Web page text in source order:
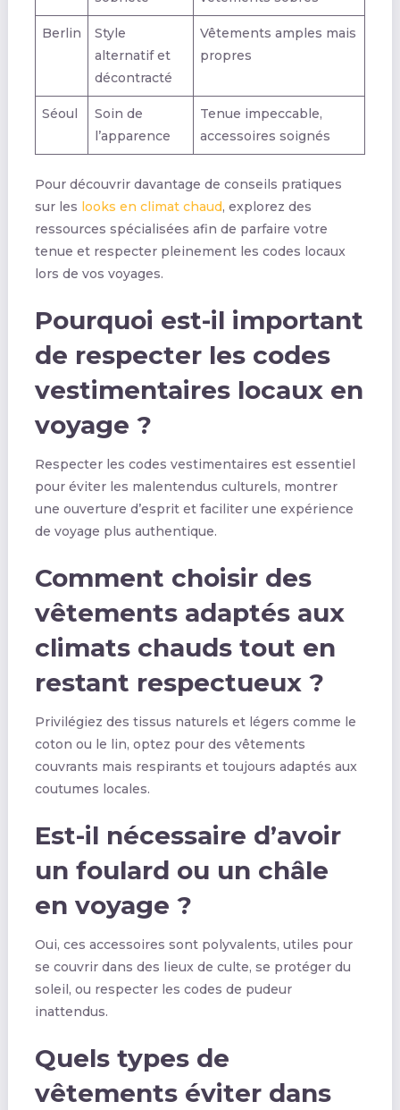
Berlin
Style
alternatif et
décontracté
Vêtements amples mais
propres
Séoul
Soin de
l’apparence
Tenue impeccable,
accessoires soignés
Pour découvrir davantage de conseils pratiques
sur les looks en climat chaud, explorez des
ressources spécialisées afin de parfaire votre
tenue et respecter pleinement les codes locaux
lors de vos voyages.
Pourquoi est-il important
de respecter les codes
vestimentaires locaux en
voyage ?
Respecter les codes vestimentaires est essentiel
pour éviter les malentendus culturels, montrer
une ouverture d’esprit et faciliter une expérience
de voyage plus authentique.
Comment choisir des
vêtements adaptés aux
climats chauds tout en
restant respectueux ?
Privilégiez des tissus naturels et légers comme le
coton ou le lin, optez pour des vêtements
couvrants mais respirants et toujours adaptés aux
coutumes locales.
Est-il nécessaire d’avoir
un foulard ou un châle
en voyage ?
Oui, ces accessoires sont polyvalents, utiles pour
se couvrir dans des lieux de culte, se protéger du
soleil, ou respecter les codes de pudeur
inattendus.
Quels types de
vêtements éviter dans